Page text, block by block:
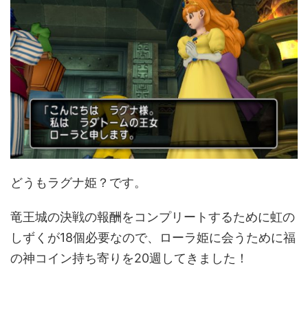
どうもラグナ姫？です。
竜王城の決戦の報酬をコンプリートするために虹の
しずくが18個必要なので、ローラ姫に会うために福
の神コイン持ち寄りを20週してきました！